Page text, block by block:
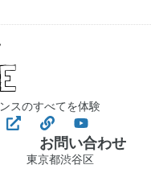
スのすべてを体験
お問い合わせ
東京都渋谷区